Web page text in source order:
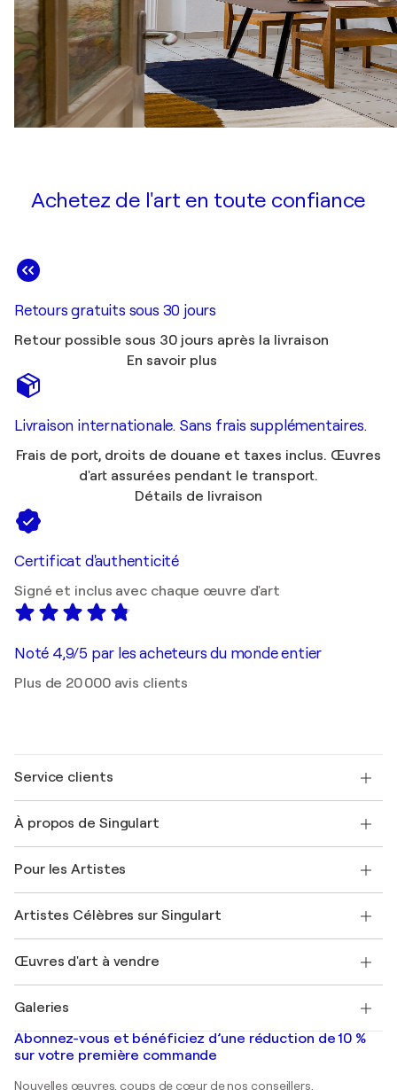
Achetez de l'art en toute confiance
Retours gratuits sous 30 jours
Retour possible sous 30 jours après la livraison
En savoir plus
Livraison internationale. Sans frais supplémentaires.
Frais de port, droits de douane et taxes inclus. Œuvres
d'art assurées pendant le transport.
Détails de livraison
Certificat d'authenticité
Signé et inclus avec chaque œuvre d'art
Noté 4,9/5 par les acheteurs du monde entier
Plus de 20 000 avis clients
Service clients
Expédition
Offrir une carte cadeau
Rejoignez notre programme commercial
Mon compte
+33 1 76 44 06 42
À propos de Singulart
FAQ
Magazine Singulart
Emplois
Découvrez une sélection d'art original
Pour les Artistes
Se connecter en tant qu'Artiste
Artistes Célèbres sur Singulart
Marc Chagall
Banksy
Mr. Brainwash
Shepard Fairey
Œuvres d'art à vendre
Tableaux abstraits à vendre
Peintures de paysage
Estampes
Galeries
Galeries d'art en France
Galeries d'art en Belgique
Abonnez-vous et bénéficiez d’une réduction de 10 %
sur votre première commande
Nouvelles œuvres, coups de cœur de nos conseillers,